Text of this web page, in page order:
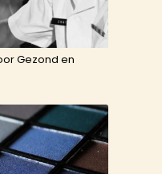
Gezond en